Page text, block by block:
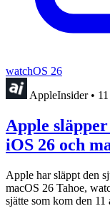
watchOS 26
AppleInsider •
Apple
iOS 26 och
Apple har släppt den
macOS 26 Tahoe,
sjätte som kom den 11